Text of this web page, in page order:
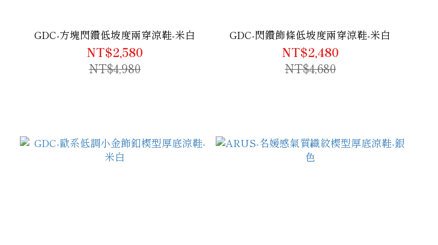
GDC-方塊閃鑽低坡度兩穿涼鞋-米白
NT$2,580
NT$4,980
GDC-閃鑽飾條低坡度兩穿涼鞋-米白
NT$2,480
NT$4,680